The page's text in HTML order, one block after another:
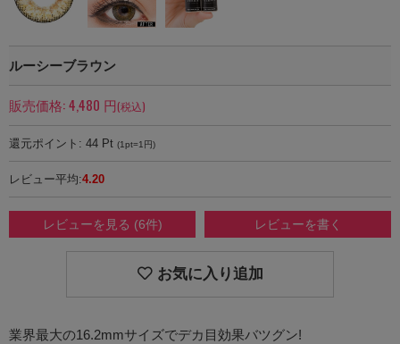
ルーシーブラウン
販売価格:4,480 円(税込)
還元ポイント: 44 Pt (1pt=1円)
レビュー平均:4.20
レビューを見る (6件) レビューを書く
お気に入り追加
業界最大の16.2mmサイズでデカ目効果バツグン!